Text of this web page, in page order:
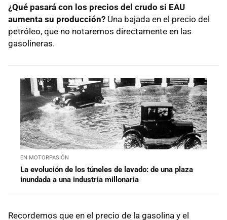
¿Qué pasará con los precios del crudo si EAU
aumenta su producción? Una bajada en el precio del
petróleo, que no notaremos directamente en las
gasolineras.
EN MOTORPASIÓN
La evolución de los túneles de lavado: de una plaza
inundada a una industria millonaria
Recordemos que en el precio de la gasolina y el